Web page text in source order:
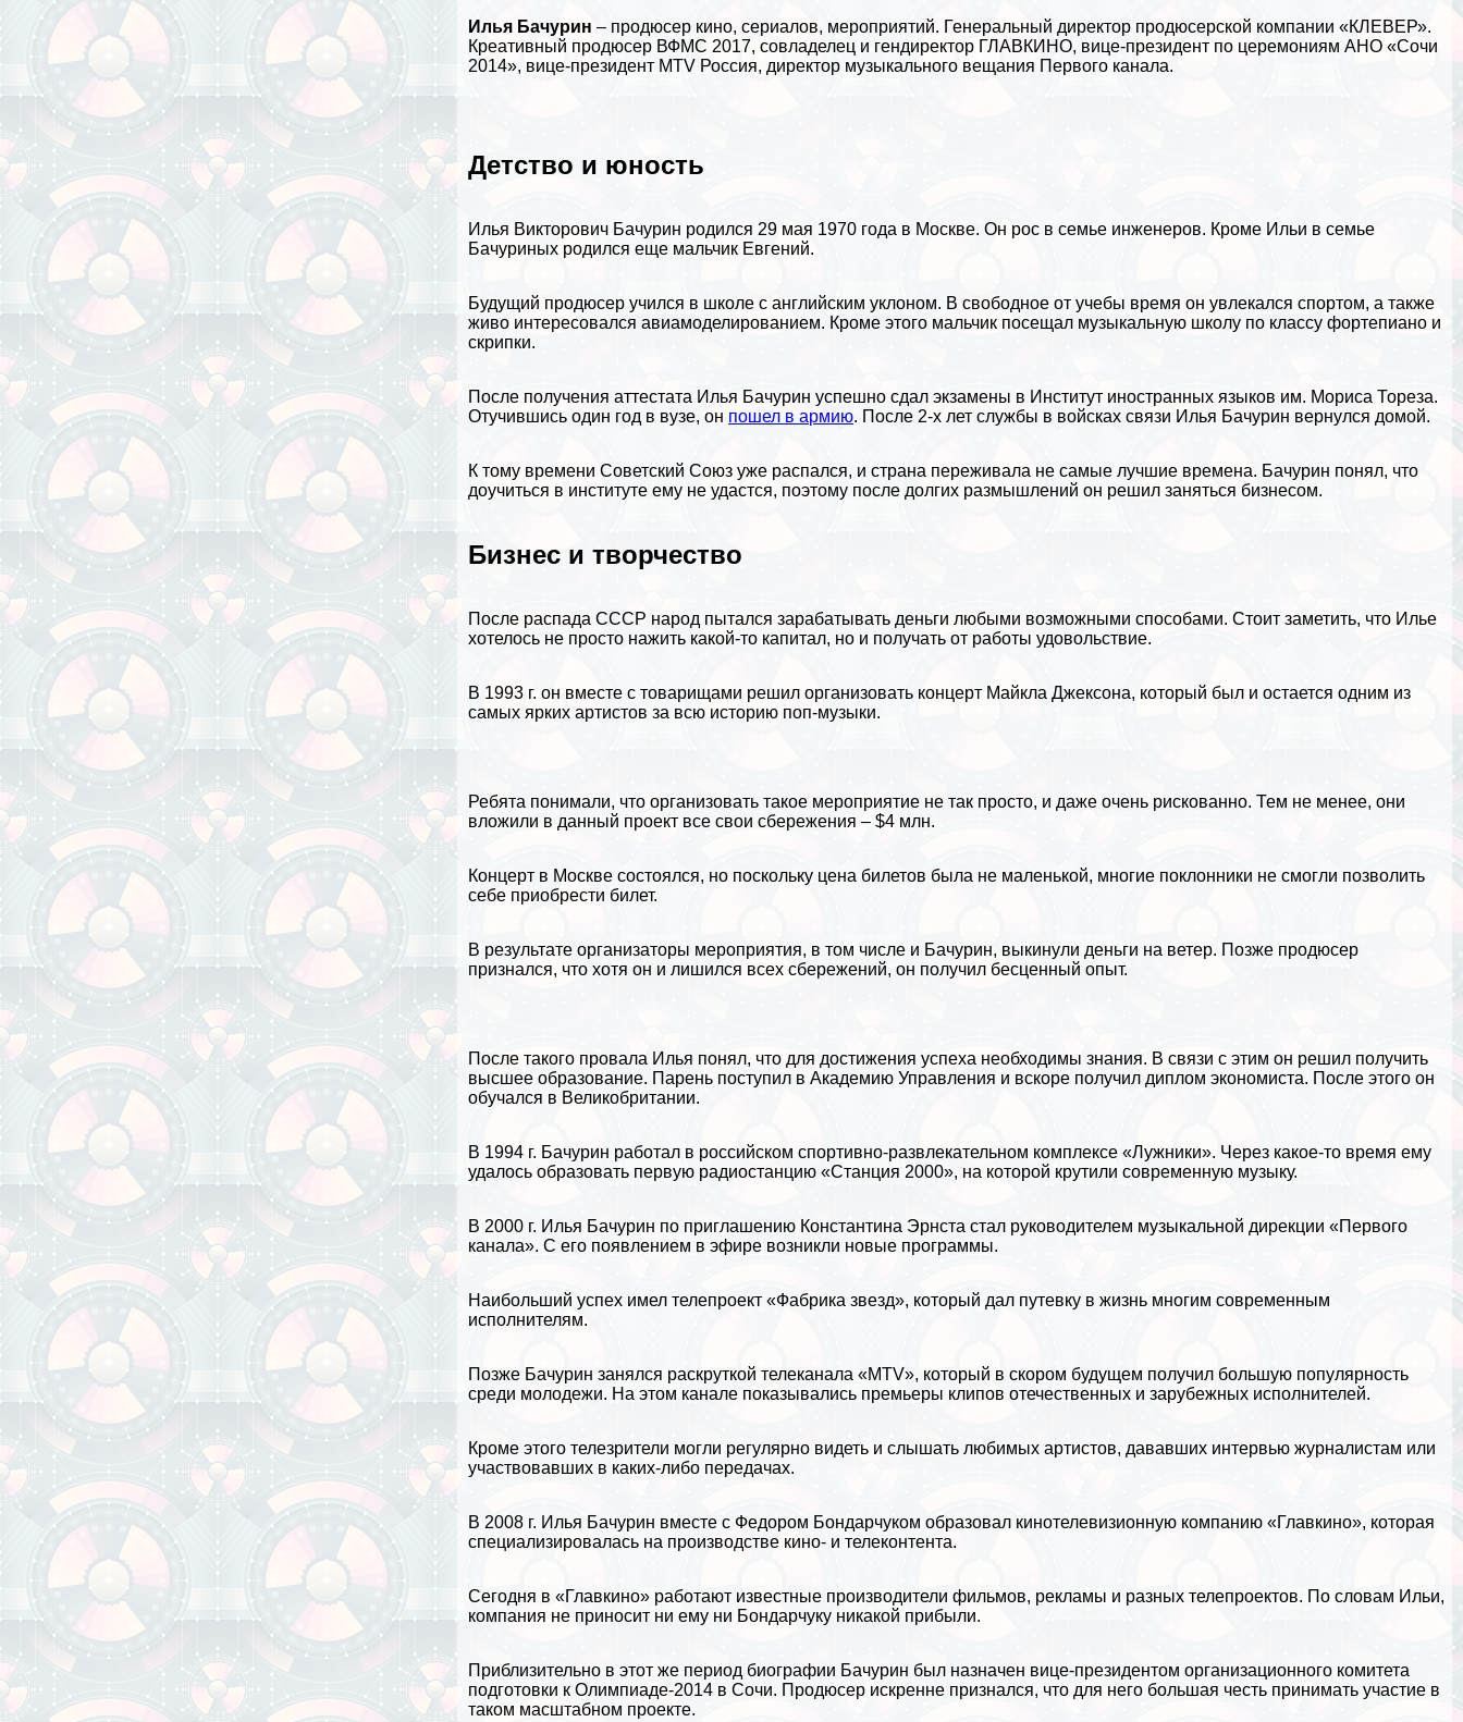
Илья Бачурин – продюсер кино, сериалов, мероприятий. Генеральный директор продюсерской компании «КЛЕВЕР».
Креативный продюсер ВФМС 2017, совладелец и гендиректор ГЛАВКИНО, вице-президент по церемониям АНО «Сочи
2014», вице-президент MTV Россия, директор музыкального вещания Первого канала.
Детство и юность
Илья Викторович Бачурин родился 29 мая 1970 года в Москве. Он рос в семье инженеров. Кроме Ильи в семье
Бачуриных родился еще мальчик Евгений.
Будущий продюсер учился в школе с английским уклоном. В свободное от учебы время он увлекалсяспортом, а также
живо интересовался авиамоделированием. Кроме этого мальчик посещал музыкальную школу по классуфортепиано и
скрипки.
После получения аттестата Илья Бачурин успешно сдал экзамены в Институт иностранных языков им. Мориса Тореза.
Отучившись один год в вузе, он пошел в армию. После 2-х лет службы в войсках связи Илья Бачурин вернулся домой.
К тому времениСоветский Союз уже распался, и страна переживала не самые лучшие времена. Бачурин понял, что
доучиться в институте ему не удастся, поэтому после долгих размышлений он решил заняться бизнесом.
Бизнес и творчество
После распада СССР народ пытался заpaбатывать деньги любыми возможными способами. Стоит заметить, что Илье
хотелось не просто нажить какой-то капитал, но и получать от работы удовольствие.
В 1993 г. он вместе с товарищами решил организовать концерт Майкла Джексона, который был и остается одним из
самых ярких артистов за всю историю поп-музыки.
Ребята понимали, что организовать такое мероприятие не так просто, и даже очень рискованно. Тем не менее, они
вложили в данный проект все свои сбережения – $4 млн.
Концерт в Москве состоялся, но поскольку цена билетов была не маленькой, многие поклонники не смогли позволить
себе приобрести билет.
В результате организаторы мероприятия, в том числе и Бачурин, выкинули деньги на ветер. Позже продюсер
признался, что хотя он и лишился всех сбережений, он получил бесценный опыт.
После такого провала Илья понял, что для достижения успеха необходимы знания. В связи с этим он решил получить
высшее образование. Парень поступил в Академию Управления и вскоре получил диплом экономиста. После этого он
обучался в Великобритании.
В 1994 г. Бачурин работал в российском спортивно-развлекательном комплексе «Лужники». Через какое-то время ему
удалось образовать первую радиостанцию «Станция 2000», на которой крутили современную музыку.
В 2000 г. Илья Бачурин по приглашению Константина Эрнста стал руководителем музыкальной дирекции «Первого
канала». С его появлением в эфире возникли новые программы.
Наибольший успех имел телепроект «Фабрика звезд», который дал путевку в жизнь многим современным
исполнителям.
Позже Бачурин занялся раскруткой телеканала «MTV», который в скором будущем получил большую популярность
среди молодежи. На этом канале показывались премьеры клипов отечественных и зарубежных исполнителей.
Кроме этого телезрители могли регулярно видеть и слышать любимых артистов, дававших интервью журналистам или
участвовавших в каких-либо передачах.
В 2008 г. Илья Бачурин вместе с Федором Бондарчуком образовал кинотелевизионную компанию «Главкино», которая
специализировалась на производстве кино- и телеконтента.
Сегодня в «Главкино» работают известные производители фильмов, рекламы и разных телепроектов. По словам Ильи,
компания не приносит ни ему ни Бондарчуку никакой прибыли.
Приблизительно в этот же период биографии Бачурин был назначен вице-президентом организационного комитета
подготовки к Олимпиаде-2014 вСочи. Продюсер искренне признался, что для него большая честь принимать участие в
таком масштабном проекте.